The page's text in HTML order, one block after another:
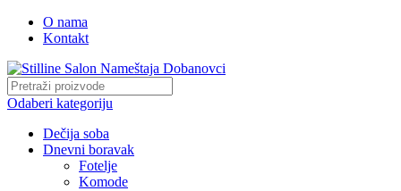
O nama
Kontakt
Odaberi kategoriju
Dečija soba
Dnevni boravak
Fotelje
Komode